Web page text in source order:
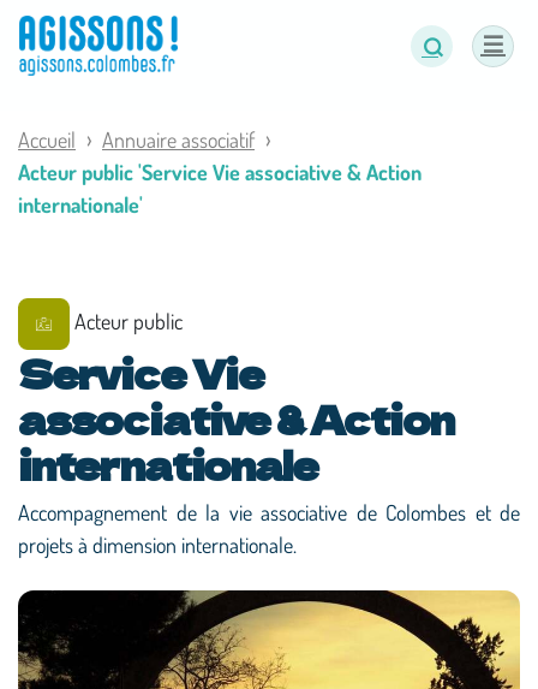
Accueil
Annuaire associatif
Acteur public 'Service Vie associative & Action
internationale'
Acteur public
Service Vie
associative & Action
internationale
Accompagnement de la vie associative de Colombes et de
projets à dimension internationale.
Panneau de gestion des cookies